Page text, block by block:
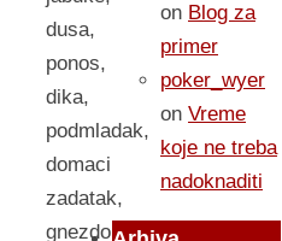
dusa,
ponos,
dika,
podmladak,
domaci
zadatak,
gnezdo,
on Blog za
primer
poker_wyer
on Vreme
koje ne treba
nadoknaditi